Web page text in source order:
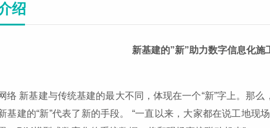
绍
新基建的”新”助力数字信息化施
络 新基建与传统基建的最大不同，体现在一个“新”字上。那
基建的“新”代表了新的手段。 “一直以来，大家都在说工地